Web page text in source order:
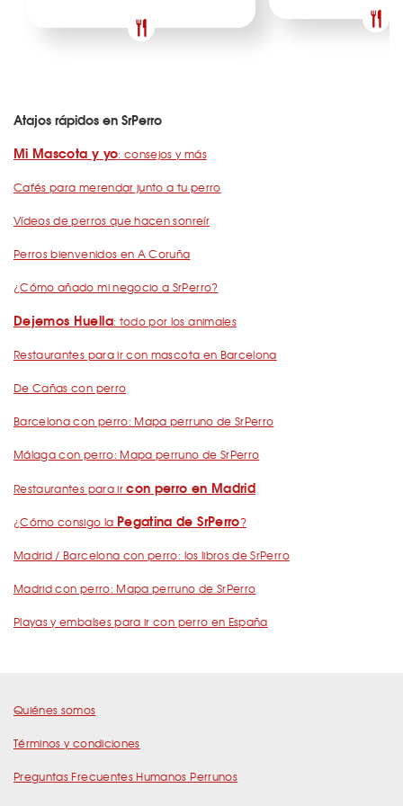
Atajos rápidos en SrPerro
Mi Mascota y yo: consejos y más
Cafés para merendar junto a tu perro
Vídeos de perros que hacen sonreír
Perros bienvenidos en A Coruña
¿Cómo añado mi negocio a SrPerro?
Dejemos Huella: todo por los animales
Restaurantes para ir con mascota en Barcelona
De Cañas con perro
Barcelona con perro: Mapa perruno de SrPerro
Málaga con perro: Mapa perruno de SrPerro
Restaurantes para ircon perro en Madrid
¿Cómo consigo la Pegatina de SrPerro?
Madrid / Barcelona con perro: los libros de SrPerro
Madrid con perro: Mapa perruno de SrPerro
Playas y embalses para ir con perro en España
Quiénes somos
Términos y condiciones
Preguntas Frecuentes Humanos Perrunos